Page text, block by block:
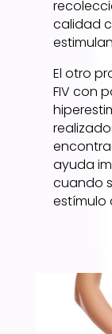
calidad
El otro
FIV con
ayuda
cuando
estímulo